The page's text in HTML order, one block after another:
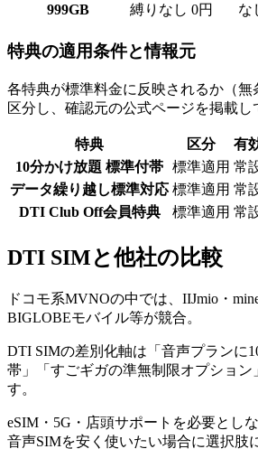
999GB 縛りなし 0円 な
特典の適用条件と情報元
各特典が標準料金に反映されるか（無
区分し、確認元の公式ページを掲載し
特典 区分 有
10分かけ放題 標準付帯 標準適用 常
データ繰り越し標準対応 標準適用 常
DTI Club Off会員特典
標準適用 常
DTI SIMと他社の比較
ドコモ系MVNOの中では、IIJmio・
BIGLOBEモバイル等が競合。
DTI SIMの差別化軸は「音声プランに
帯」「すごギガの準無制限オプション
す。
eSIM・5G・店頭サポートを必要とし
音声SIMを安く使いたい場合に選択肢